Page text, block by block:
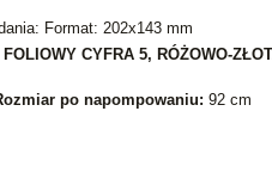
Format: 202x143 mm
FOLIOWY CYFRA 5, RÓŻOWO-
po napompowaniu: 92 cm